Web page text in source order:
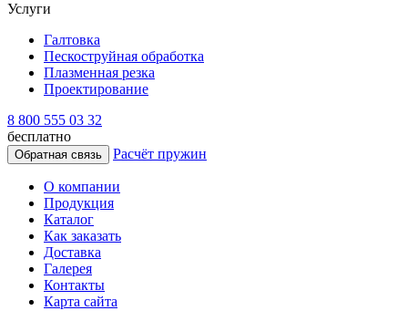
Услуги
Галтовка
Пескоструйная обработка
Плазменная резка
Проектирование
8 800 555 03 32
бесплатно
Обратная связь Расчёт пружин
О компании
Продукция
Каталог
Как заказать
Доставка
Галерея
Контакты
Карта сайта